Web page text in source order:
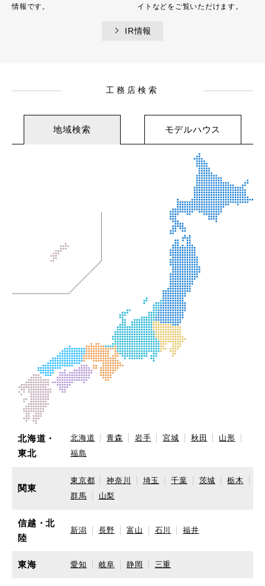
情報です。
イトなどをご覧いただけます。
IR情報
工務店検索
地域検索 モデルハウス
北海道・
東北
北海道 青森 岩手 宮城 秋田
山形
福島
関東
東京都 神奈川 埼玉 千葉 茨城
栃木
群馬
山梨
信越・北
陸
新潟 長野 富山 石川 福井
東海 愛知 岐阜 静岡 三重